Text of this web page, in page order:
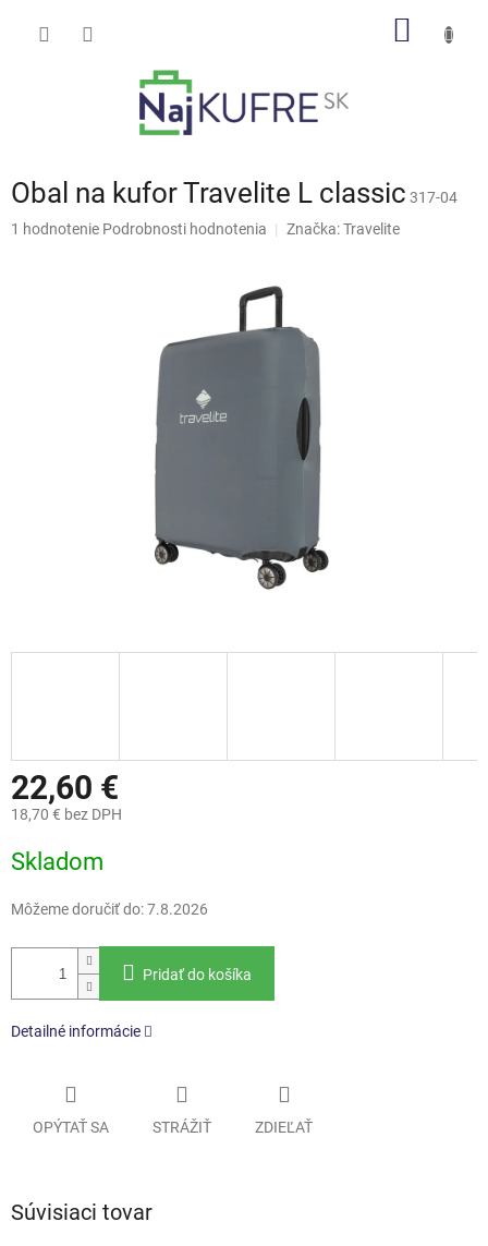
Obal na kufor Travelite L classic 317-04
Priemerné
1 hodnotenie Podrobnosti hodnotenia Značka:Travelite
22,60 €
18,70 € bez DPH
cena:
Skladom
Môžeme doručiť do:7.8.2026
Pridať do košíka
Detailné informácie
OPÝTAŤ SA STRÁŽIŤ ZDIEĽAŤ
Súvisiaci tovar